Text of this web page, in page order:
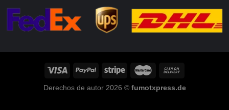
Derechos de autor 2026 © fumotxpress.de